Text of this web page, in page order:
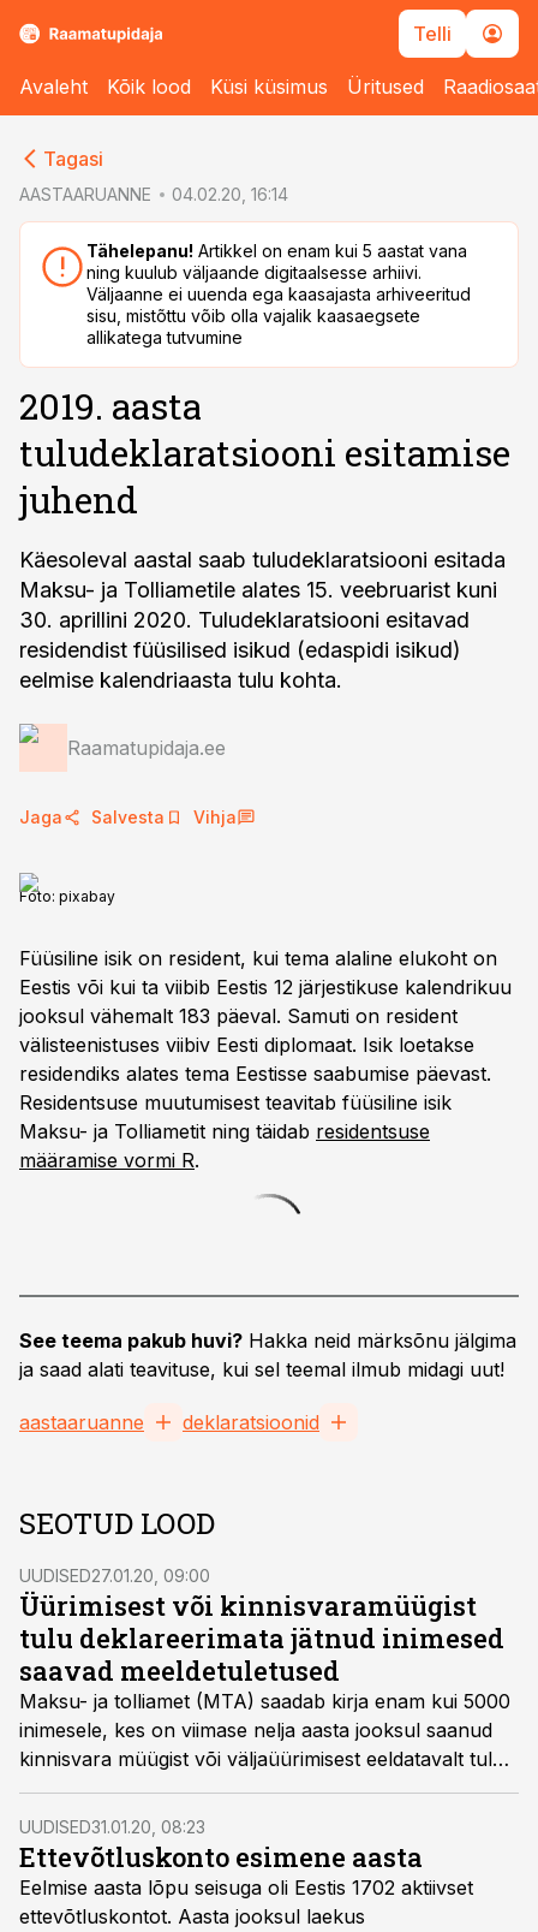
Telli
Avaleht Kõik lood Küsi küsimus Üritused
Tagasi
AASTAARUANNE 04.02.20, 16:14
Tähelepanu! Artikkel on enam kui 5 aastat vana
ning kuulub väljaande digitaalsesse arhiivi.
Väljaanne ei uuenda ega kaasajasta arhiveeritud
sisu, mistõttu võib olla vajalik kaasaegsete
allikatega tutvumine
2019. aasta
tuludeklaratsiooni esitamise
juhend
Käesoleval aastal saab tuludeklaratsiooni esitada
Maksu- ja Tolliametile alates 15. veebruarist kuni
30. aprillini 2020. Tuludeklaratsiooni esitavad
residendist füüsilised isikud (edaspidi isikud)
eelmise kalendriaasta tulu kohta.
Raamatupidaja.ee
Jaga Salvesta Vihja
Foto: pixabay
Füüsiline isik on resident, kui tema alaline elukoht on
Eestis või kui ta viibib Eestis 12 järjestikuse kalendrikuu
jooksul vähemalt 183 päeval. Samuti on resident
välisteenistuses viibiv Eesti diplomaat. Isik loetakse
residendiks alates tema Eestisse saabumise päevast.
Residentsuse muutumisest teavitab füüsiline isik
Maksu- ja Tolliametit ning täidab residentsuse
määramise vormi R.
See teema pakub huvi? Hakka neid märksõnu jälgima
ja saad alati teavituse, kui sel teemal ilmub midagi uut!
aastaaruanne deklaratsioonid
SEOTUD LOOD
UUDISED27.01.20, 09:00
Üürimisest või kinnisvaramüügist
tulu deklareerimata jätnud inimesed
saavad meeldetuletused
Maksu- ja tolliamet (MTA) saadab kirja enam kui 5000
inimesele, kes on viimase nelja aasta jooksul saanud
kinnisvara müügist või väljaüürimisest eeldatavalt tulu,
kuid ei ole seda deklareerinud ega saadud tulult maksu
tasunud.
UUDISED31.01.20, 08:23
Ettevõtluskonto esimene aasta
Eelmise aasta lõpu seisuga oli Eestis 1702 aktiivset
ettevõtluskontot. Aasta jooksul laekus